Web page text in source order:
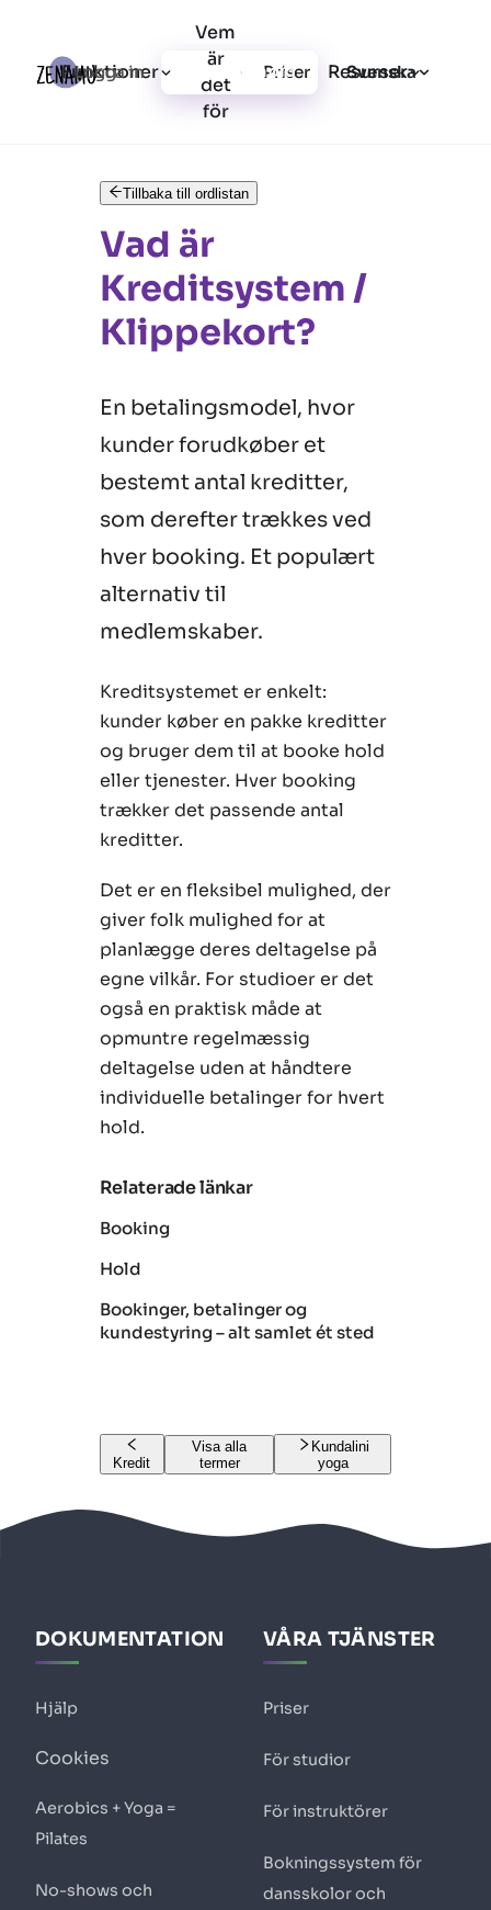
Funktioner
Vem
är
det
för
Priser Resurser
Logga in Registrera dig Svenska
Tillbaka till ordlistan
Vad är
Kreditsystem /
Klippekort?
En betalingsmodel, hvor
kunder forudkøber et
bestemt antal kreditter,
som derefter trækkes ved
hver booking. Et populært
alternativ til
medlemskaber.
Kreditsystemet er enkelt:
kunder køber en pakke kreditter
og bruger dem til at booke hold
eller tjenester. Hver booking
trækker det passende antal
kreditter.
Det er en fleksibel mulighed, der
giver folk mulighed for at
planlægge deres deltagelse på
egne vilkår. For studioer er det
også en praktisk måde at
opmuntre regelmæssig
deltagelse uden at håndtere
individuelle betalinger for hvert
hold.
Relaterade länkar
Booking
Hold
Bookinger, betalinger og
kundestyring – alt samlet ét sted
Kredit
Visa alla
termer
Kundalini
yoga
DOKUMENTATION
Hjälp
Cookies
Aerobics + Yoga =
Pilates
No-shows och
VÅRA TJÄNSTER
Priser
För studior
För instruktörer
Bokningssystem för
dansskolor och